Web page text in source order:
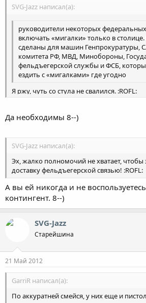
SVG-Jazz написал(а):
руководители некоторых
включать «мигалки» только в
сделаны для машин Генпрокуратуры,
комитета РФ, МВД, Минобороны,
фельдъегерской службы и ФСБ,
ездить с «мигалками» где угодно
Я ржу, чуть со стула не свалился. :ROFL:
абсолютно необходимы для
по месту жительства и получить там код
подобных процедур...
:ROFL: :ROFL: :ROFL:
Да необходимы 8--)
SVG-Jazz написал(а):
Эх, жалко полномочий не хватает, чтобы
доставку фельдъегерской связью! :ROFL:
А вы ей никогда и не
контингент. 8--)
SVG-Jazz
Старейшина
21 Май 2012
GarriR написал(а):
По аккуратней смейся, у них еще и